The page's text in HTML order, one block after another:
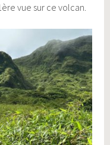
vue sur ce volcan.